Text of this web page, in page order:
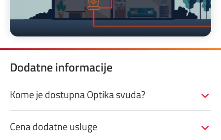
Dodatne informacije
Kome je dostupna Optika svuda?
Cena dodatne usluge